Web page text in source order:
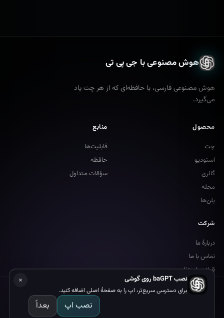
هوش مصنوعی با جی پی تی
هوش مصنوعی فارسی، با حافظه‌ای که از هر چت یاد
می‌گیرد.
محصول
چت
استودیو
گالری
مجله
پلن‌ها
منابع
قابلیت‌ها
حافظه
سؤالات متداول
شرکت
دربارهٔ ما
تماس با ما
قوانین استفاده
× نصب baGPT روی گوشی
برای دسترسی سریع‌تر، اپ را به صفحهٔ اصلی اضافه کنید.
نصب اپ بعداً